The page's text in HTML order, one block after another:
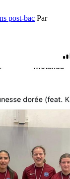
post-bac Par